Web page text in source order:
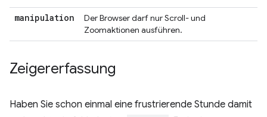
manipulation
Der Browser darf nur Scroll- und
Zoomaktionen ausführen.
Zeigererfassung
Haben Sie schon einmal eine frustrierende Stunde damit